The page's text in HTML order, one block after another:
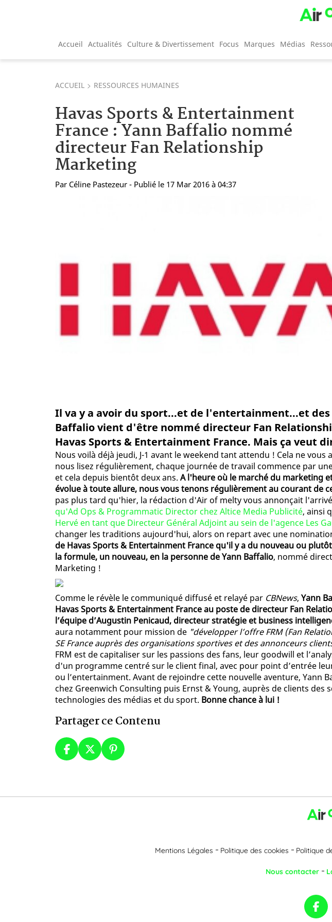
Accueil Actualités Culture & Divertissement Focus Marques Médias
ACCUEIL RESSOURCES HUMAINES
Havas Sports & Entertainment
France : Yann Baffalio nommé
directeur Fan Relationship
Marketing
Par Céline Pastezeur - Publié le 17 Mar 2016 à 04:37
Il va y a avoir du sport...et de l'entertainment...et
Baffalio vient d'être nommé directeur Fan
Havas Sports & Entertainment France. Mais ça veut
Nous voilà déjà jeudi, J-1 avant le weekend tant attendu ! Cela ne vous
nous lisez régulièrement, chaque journée de travail commence par
et cela depuis bientôt deux ans. A l'heure où le marché du marketing
évolue à toute allure, nous vous tenons régulièrement au courant de
pas plus tard qu'hier, la rédaction d'Air of melty vous annonçait
qu'Ad Ops & Programmatic Director chez Altice Media Publicité, ainsi
Hervé en tant que Directeur Général Adjoint au sein de l'agence Les
changer les traditions aujourd'hui, alors on repart avec une
de Havas Sports & Entertainment France qu'il y a du nouveau ou
la formule, un nouveau, en la personne de Yann Baffalio, nommé
Marketing !
Comme le révèle le communiqué diffusé et relayé par CBNews, Yann
Havas Sports & Entertainment France au poste de directeur Fan
l’équipe d’Augustin Penicaud, directeur stratégie et business
aura notamment pour mission de "développer l’offre FRM (Fan
SE France auprès des organisations sportives et des annonceurs
FRM est de capitaliser sur les passions des fans, leur goodwill et
d'un programme centré sur le client final, avec pour point d’entrée
ou l’entertainment. Avant de rejoindre cette nouvelle aventure, Yann
chez Greenwich Consulting puis Ernst & Young, auprès de clients des
technologies des médias et du sport. Bonne chance à lui !
Partager ce Contenu
Mentions Légales Politique des cookies Politique
Nous contacter